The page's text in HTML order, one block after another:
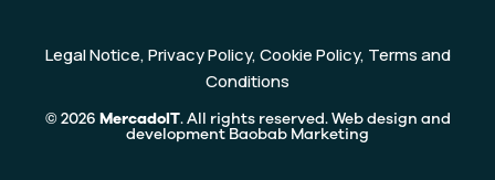
Legal Notice,Privacy Policy,Cookie Policy, Terms and
Conditions
© 2026 MercadoIT. All rights reserved. Web design and
development Baobab Marketing